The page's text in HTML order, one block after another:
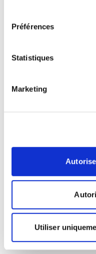
Préférences
Statistiques
Marketing
Utiliser